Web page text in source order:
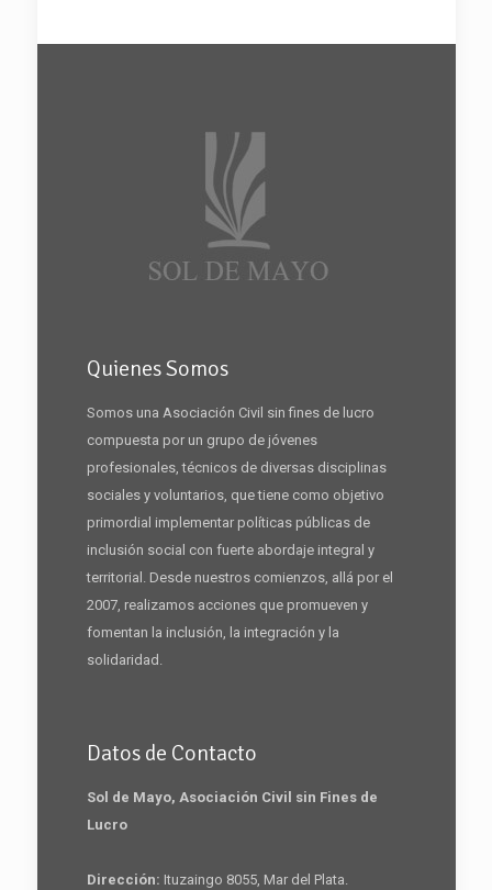
Quienes Somos
Somos una Asociación Civil sin fines de lucro
compuesta por un grupo de jóvenes
profesionales, técnicos de diversas disciplinas
sociales y voluntarios, que tiene como objetivo
primordial implementar políticas públicas de
inclusión social con fuerte abordaje integral y
territorial. Desde nuestros comienzos, allá por el
2007, realizamos acciones que promueven y
fomentan la inclusión, la integración y la
solidaridad.
Datos de Contacto
Sol de Mayo, Asociación Civil sin Fines de
Lucro
Dirección: Ituzaingo 8055, Mar del Plata.